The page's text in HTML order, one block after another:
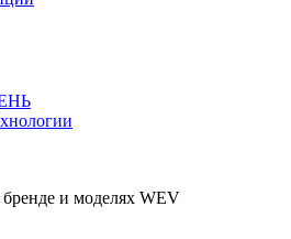
и моделях WEV